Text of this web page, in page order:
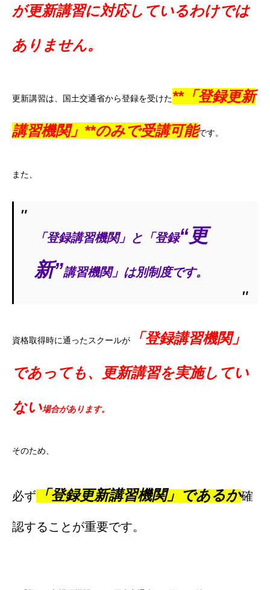
が更新講習に対応しているわけでは
ありません。
更新講習は、国土交通省から登録を受けた**「登録更新
講習機関」**のみで受講可能です。
また、
「登録講習機関」と「登録“更
新”講習機関」は別制度です。
資格取得時に通ったスクールが 「登録講習機関」
であっても、更新講習を実施してい
ない場合があります。
そのため、
必ず 「登録更新講習機関」であるか確
認することが重要です。